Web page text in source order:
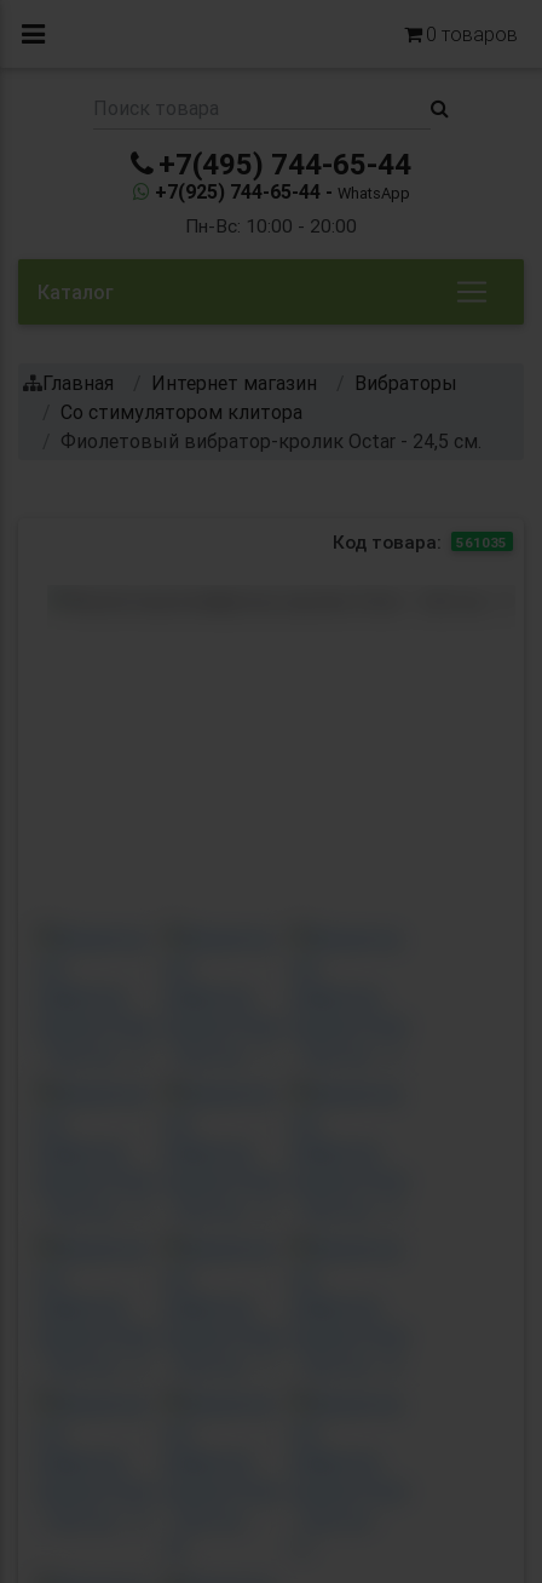
0 товаров
+7(495) 744-65-44
+7(925) 744-65-44 - WhatsApp
Пн-Вс: 10:00 - 20:00
Каталог
Главная Интернет магазин
Вибраторы
Со стимулятором клитора
Фиолетовый вибратор-кролик Octar - 24,5 см.
Код товара: 561035